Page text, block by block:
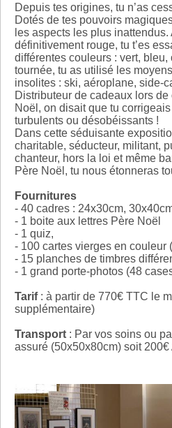
Depuis tes origines, tu n’as
Dotés de tes pouvoirs
les aspects les plus inattendus.
définitivement rouge, tu t’es
différentes couleurs : vert,
tournée, tu as utilisé les
insolites : ski, aéroplane, side-
Distributeur de cadeaux lors
Noël, on disait que tu
turbulents ou désobéissants !
Dans cette séduisante
charitable, séducteur, militant,
chanteur, hors la loi et même
Père Noël, tu nous étonneras
Fournitures
- 40 cadres : 24x30cm,
- 1 boite aux lettres Père Noël
- 1 quiz,
- 100 cartes vierges en couleur
- 15 planches de timbres
- 1 grand porte-photos (48
Tarif: à partir de 770€ TTC le
supplémentaire)
Transport : Par vos soins ou
assuré (50x50x80cm) soit 200€